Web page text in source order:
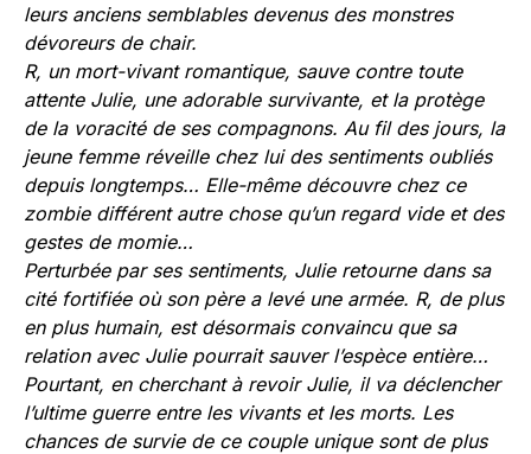
leurs anciens semblables devenus des monstres
dévoreurs de chair.
R, un mort-vivant romantique, sauve contre toute
attente Julie, une adorable survivante, et la protège
de la voracité de ses compagnons. Au fil des jours, la
jeune femme réveille chez lui des sentiments oubliés
depuis longtemps… Elle-même découvre chez ce
zombie différent autre chose qu’un regard vide et des
gestes de momie…
Perturbée par ses sentiments, Julie retourne dans sa
cité fortifiée où son père a levé une armée. R, de plus
en plus humain, est désormais convaincu que sa
relation avec Julie pourrait sauver l’espèce entière…
Pourtant, en cherchant à revoir Julie, il va déclencher
l’ultime guerre entre les vivants et les morts. Les
chances de survie de ce couple unique sont de plus